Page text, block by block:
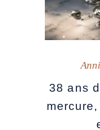
38 ans